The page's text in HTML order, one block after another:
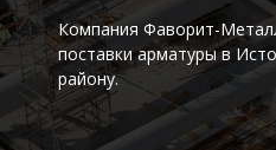
Компания Фаворит-
поставкиарматуры в
району.